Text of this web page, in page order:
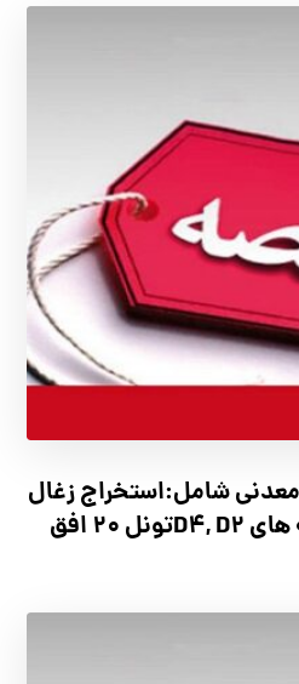
شامل:استخراج زغال
و پیشروی افقی در لایه های D4, D2تونل 20 افق